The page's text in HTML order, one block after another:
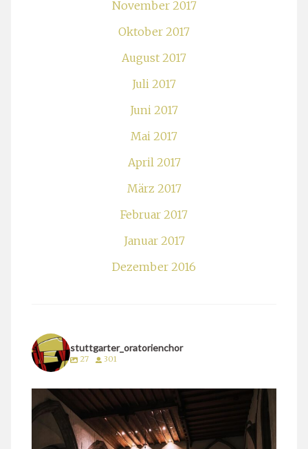
November 2017
Oktober 2017
August 2017
Juli 2017
Juni 2017
Mai 2017
April 2017
März 2017
Februar 2017
Januar 2017
Dezember 2016
stuttgarter_oratorienchor
27 301
stuttgarter_oratorienchor
März 24